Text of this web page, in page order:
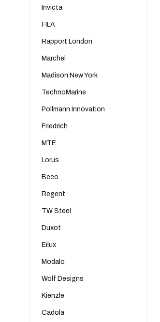
Invicta
FILA
Rapport London
Marchel
Madison New York
TechnoMarine
Pollmann Innovation
Friedrich
MTE
Lorus
Beco
Regent
TW Steel
Duxot
Eilux
Modalo
Wolf Designs
Kienzle
Cadola